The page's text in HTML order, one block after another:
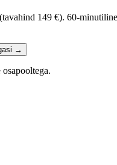
149 €). 60-
→